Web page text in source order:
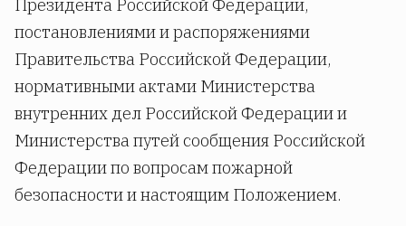
Президента Российской Федерации,
постановлениями и распоряжениями
Правительства Российской Федерации,
нормативными актами Министерства
внутренних дел Российской Федерации и
Министерства путей сообщения Российской
Федерации по вопросам пожарной
безопасности и настоящим Положением.